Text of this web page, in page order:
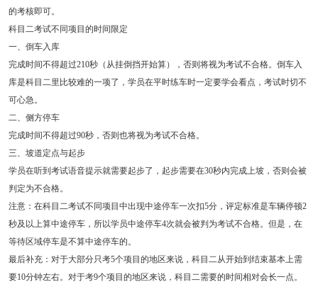
的考核即可。
科目二考试不同项目的时间限定
一、倒车入库
完成时间不得超过210秒（从挂倒挡开始算），否则将视为考试不合格。倒车入
库是科目二里比较难的一项了，学员在平时练车时一定要学会看点，考试时切不
可心急。
二、侧方停车
完成时间不得超过90秒，否则也将视为考试不合格。
三、坡道定点与起步
学员在听到考试语音提示就需要起步了，起步需要在30秒内完成上坡，否则会被
判定为不合格。
注意：在科目二考试不同项目中出现中途停车一次扣5分，评定标准是车辆停顿2
秒及以上算中途停车，所以学员中途停车4次就会被判为考试不合格。但是，在
等待区域停车是不算中途停车的。
最后补充：对于大部分只考5个项目的地区来说，科目二从开始到结束基本上需
要10分钟左右。对于考9个项目的地区来说，科目二需要的时间相对会长一点。